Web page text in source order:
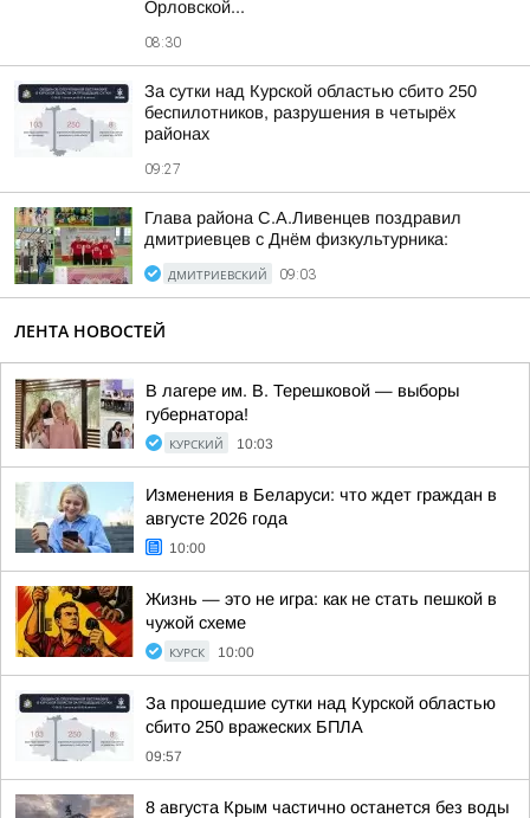
Орловской...
08:30
За сутки над Курской областью сбито 250
беспилотников, разрушения в четырёх
районах
09:27
Глава района С.А.Ливенцев поздравил
дмитриевцев с Днём физкультурника:
ДМИТРИЕВСКИЙ 09:03
ЛЕНТА НОВОСТЕЙ
В лагере им. В. Терешковой — выборы
губернатора!
КУРСКИЙ 10:03
Изменения в Беларуси: что ждет граждан в
августе 2026 года
10:00
Жизнь — это не игра: как не стать пешкой в
чужой схеме
КУРСК 10:00
За прошедшие сутки над Курской областью
сбито 250 вражеских БПЛА
09:57
8 августа Крым частично останется без воды